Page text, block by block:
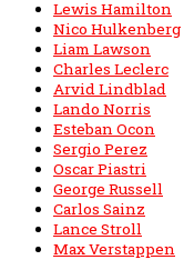
Lewis Hamilton
Nico Hulkenberg
Liam Lawson
Charles Leclerc
Arvid Lindblad
Lando Norris
Esteban Ocon
Sergio Perez
Oscar Piastri
George Russell
Carlos Sainz
Lance Stroll
Max Verstappen